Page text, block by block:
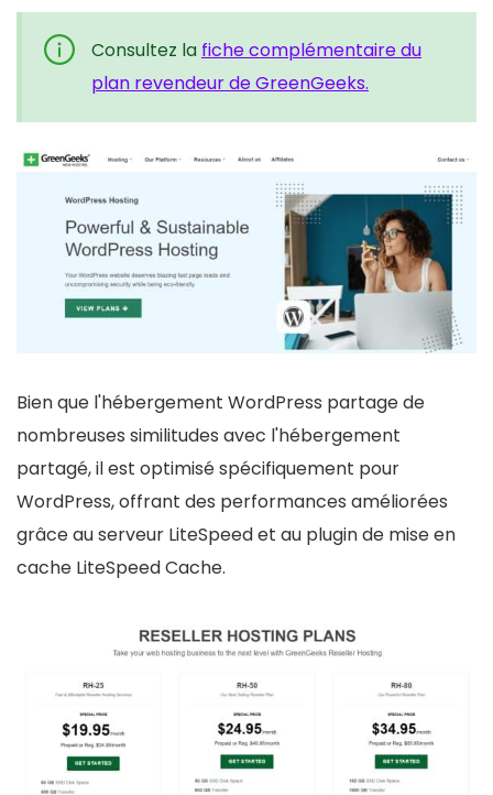
Consultez la fiche complémentaire du
plan revendeur de GreenGeeks.
Bien que l'hébergement WordPress partage de
nombreuses similitudes avec l'hébergement
partagé, il est optimisé spécifiquement pour
WordPress, offrant des performances améliorées
grâce au serveur LiteSpeed et au plugin de mise en
cache LiteSpeed Cache.